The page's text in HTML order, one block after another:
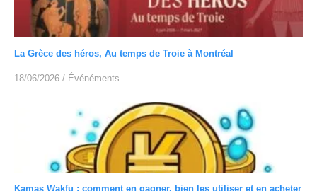
La Grèce des héros, Au temps de Troie à Montréal
18/06/2026 / Événéments
Kamas Wakfu : comment en gagner, bien les utiliser et en acheter